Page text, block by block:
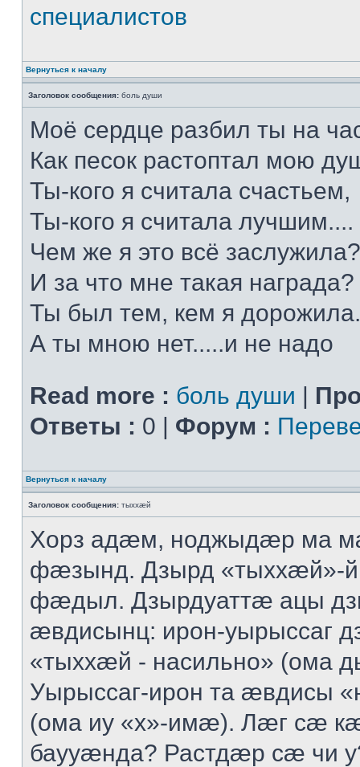
специалистов
Вернуться к началу
Заголовок сообщения: боль души
Моё сердце разбил ты на
Как песок растоптал мою
Ты-кого я считала счастьем,
Ты-кого я считала лучшим....
Чем же я это всё заслужила?
И за что мне такая награда?
Ты был тем, кем я
А ты мною нет.....и не надо
Read more : боль души |
Ответы : 0 | Форум :
Вернуться к началу
Заголовок сообщения: тыххӕй
Хорз адӕм, ноджыдӕр ма
фӕзынд. Дзырд «тыххӕй»-
фӕдыл. Дзырдуаттӕ ацы
ӕвдисынц: ирон-уырыссаг
«тыххӕй - насильно» (ома
Уырыссаг-ирон та ӕвдисы
(ома иу «х»-имӕ). Лӕг сӕ
баууӕнда? Растдӕр сӕ чи